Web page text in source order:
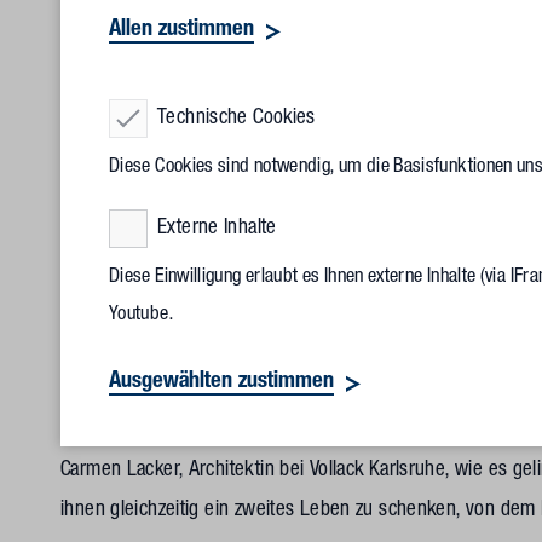
In der
Vollack
Fest steht: Bestandsgebäude zu sanieren, ist kein
Mehrwert. Um diesen Mehrwert zu realisieren, sind
und zugleich Respekt vor dem Bestand nötig, die
besonderem Alleinstellungscharakter zu schaffen.
Carmen Lacker, Architektin bei Vollack Karlsruhe, wie es
ihnen gleichzeitig ein zweites Leben zu schenken, von
Allen zustimmen
Technische Cookies
Diese Cookies sind notwendig, um die Basisfunktionen
Externe Inhalte
Diese Einwilligung erlaubt es Ihnen externe Inhalte (via
Youtube.
Ausgewählten zustimmen